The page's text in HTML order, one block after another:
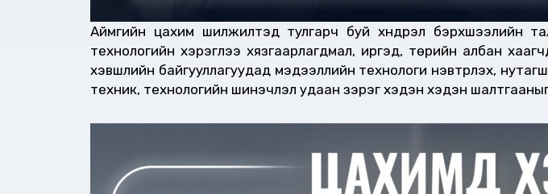
Аймгийн цахим шилжилтэд тулгарч буй хүндрэл бэрхшээлийн
технологийн хэрэглээ хязгаарлагдмал, иргэд, төрийн албан
хэвшлийн байгууллагуудад мэдээллийн технологи нэвтрүүлэх,
техник, технологийн шинэчлэл удаан зэрэг хэдэн хэдэн